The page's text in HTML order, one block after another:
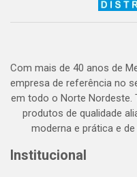
Com mais de 40 anos de
empresa de referência no
em todo o Norte
produtos de qualidade
moderna e prática e
Institucional